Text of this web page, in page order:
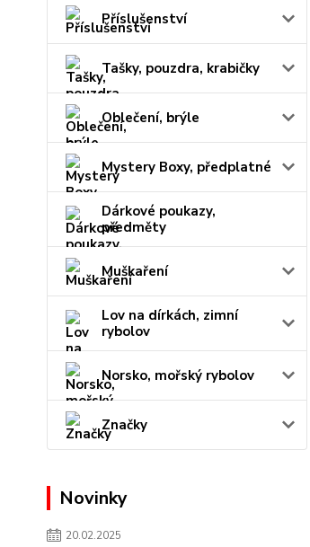
Příslušenství
Tašky, pouzdra, krabičky
Oblečení, brýle
Mystery Boxy, předplatné
Dárkové poukazy,
předměty
Muškaření
Lov na dírkách, zimní
rybolov
Norsko, mořský rybolov
Značky
Novinky
20.02.2025